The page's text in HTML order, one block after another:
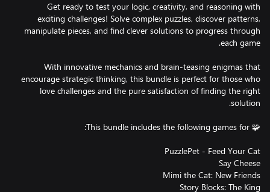
Get ready to test your logic, creativity, and reasoning with
exciting challenges! Solve complex puzzles, discover patterns,
manipulate pieces, and find clever solutions to progress through
With innovative mechanics and brain-teasing enigmas that
encourage strategic thinking, this bundle is perfect for those who
love challenges and the pure satisfaction of finding the right